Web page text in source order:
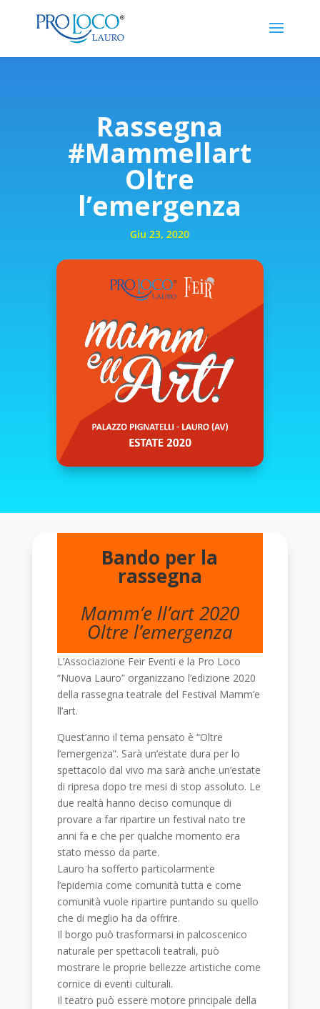
Rassegna
#Mammellart
Oltre
l’emergenza
Giu 23, 2020
Bando per la
rassegna
Mamm’e ll’art 2020
Oltre l’emergenza
L’Associazione Feir Eventi e la Pro Loco
“Nuova Lauro” organizzano l’edizione 2020
della rassegna teatrale del Festival Mamm’e
ll’art.
Quest’anno il tema pensato è “Oltre
l’emergenza”. Sarà un’estate dura per lo
spettacolo dal vivo ma sarà anche un’estate
di ripresa dopo tre mesi di stop assoluto. Le
due realtà hanno deciso comunque di
provare a far ripartire un festival nato tre
anni fa e che per qualche momento era
stato messo da parte.
Lauro ha sofferto particolarmente
l’epidemia come comunità tutta e come
comunità vuole ripartire puntando su quello
che di meglio ha da offrire.
Il borgo può trasformarsi in palcoscenico
naturale per spettacoli teatrali, può
mostrare le proprie bellezze artistiche come
cornice di eventi culturali.
Il teatro può essere motore principale della